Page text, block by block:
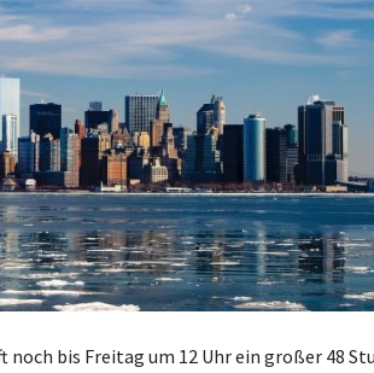
bis Freitag um 12 Uhr ein großer 48